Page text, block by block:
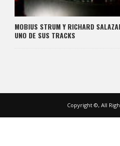
MOBIUS STRUM Y RICHARD
UNO DE SUS TRACKS
Copyright ©, All